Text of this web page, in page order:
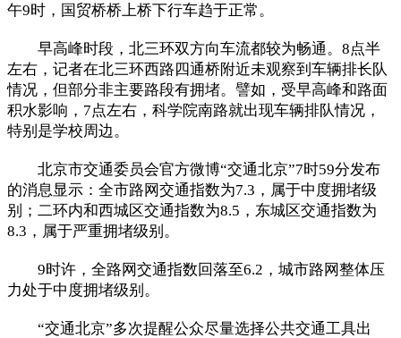
午9时，国贸桥桥上桥下行车趋于正常。
早高峰时段，北三环双方向车流都较为畅通。8点半
左右，记者在北三环西路四通桥附近未观察到车辆排长队
情况，但部分非主要路段有拥堵。譬如，受早高峰和路面
积水影响，7点左右，科学院南路就出现车辆排队情况，
特别是学校周边。
北京市交通委员会官方微博“交通北京”7时59分发布
的消息显示：全市路网交通指数为7.3，属于中度拥堵级
别；二环内和西城区交通指数为8.5，东城区交通指数为
8.3，属于严重拥堵级别。
9时许，全路网交通指数回落至6.2，城市路网整体压
力处于中度拥堵级别。
“交通北京”多次提醒公众尽量选择公共交通工具出